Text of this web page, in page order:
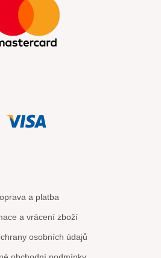
a platba
a vrácení zboží
osobních údajů